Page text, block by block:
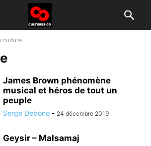
culture
James Brown phénomène
musical et héros de tout un
peuple
Serge Debono - 24 décembre 2019
Geysir – Malsamaj